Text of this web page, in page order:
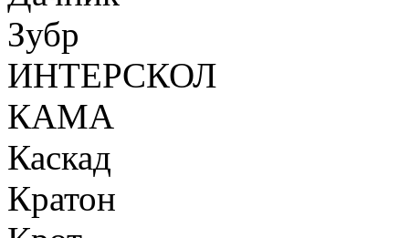
Зубр
ИНТЕРСКОЛ
КАМА
Каскад
Кратон